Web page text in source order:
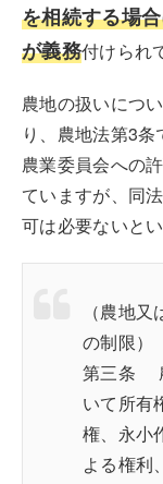
を相続する場
が義務付けられ
農地の扱いにつ
り、農地法第3
農業委員会への
ていますが、同
可は必要ないと
（農地
の制限）
第三条
いて所有
権、永小
よる権利